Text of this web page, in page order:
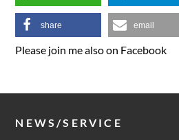
share email
Please join me also on Facebook
NEWS/SERVICE